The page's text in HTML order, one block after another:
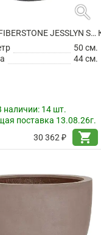
search
КАШПО FIBERSTONE JESSLYN S GREY
50 см.
44 см.
наличии: 14 шт.
поставка 13.08.26г.
30 362 ₽
shopping_cart